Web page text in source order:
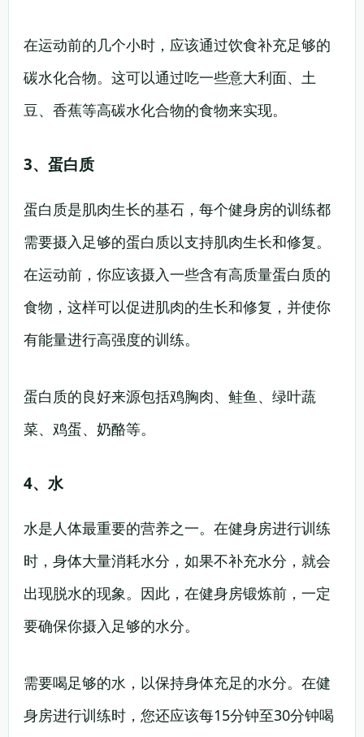
在运动前的几个小时，应该通过饮食补充足够的
碳水化合物。这可以通过吃一些意大利面、土
豆、香蕉等高碳水化合物的食物来实现。
3、蛋白质
蛋白质是肌肉生长的基石，每个健身房的训练都
需要摄入足够的蛋白质以支持肌肉生长和修复。
在运动前，你应该摄入一些含有高质量蛋白质的
食物，这样可以促进肌肉的生长和修复，并使你
有能量进行高强度的训练。
蛋白质的良好来源包括鸡胸肉、鲑鱼、绿叶蔬
菜、鸡蛋、奶酪等。
4、水
水是人体最重要的营养之一。在健身房进行训练
时，身体大量消耗水分，如果不补充水分，就会
出现脱水的现象。因此，在健身房锻炼前，一定
要确保你摄入足够的水分。
需要喝足够的水，以保持身体充足的水分。在健
身房进行训练时，您还应该每15分钟至30分钟喝